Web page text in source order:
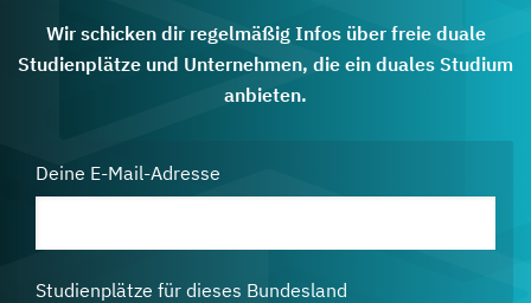
Wir schicken dir regelmäßig Infos über freie duale
Studienplätze und Unternehmen, die ein duales Studium
anbieten.
Deine E-Mail-Adresse
Studienplätze für dieses Bundesland